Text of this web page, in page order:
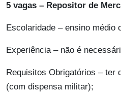
5 vagas – Repositor de
Escolaridade – ensino médio
Experiência – não é
Requisitos Obrigatórios – ter
(com dispensa militar);